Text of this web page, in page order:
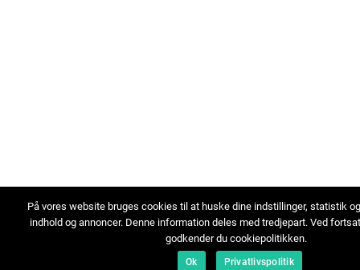
På vores website bruges cookies til at huske dine indstillinger, statistik
indhold og annoncer. Denne information deles med tredjepart. Ved
godkender du cookiepolitikken.
Ok Privatlivspolitik